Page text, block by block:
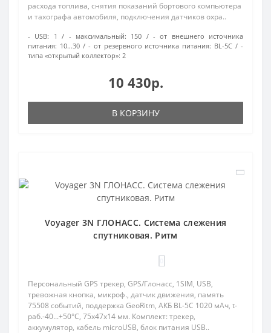
расхода топлива, снятия показаний бортового компьютера
и тахографа автомобиля, подключения датчиков охра..
- USB: 1 - максимальный: 150
- от внешнего источника
питания: 10…30 - от резервного источника питания: BL-5C
-
типа «открытый коллектор»: 2
10 430р.
В КОРЗИНУ
Voyager 3N ГЛОНАСС. Система слежения
спутниковая. Ритм
Персональный GPS трекер, GPS/Глонасс, 1SIM, USB,
тревожная кнопка, микроф., датчик движения, память
75508 событий, поддержка GeoRitm, АКБ BL-5C 1020 мАч, t-
раб.-40...+50°C, 75х47х14 мм. Комплект: трекер,
аккумулятор, кабель microUSB, блок питания USB..